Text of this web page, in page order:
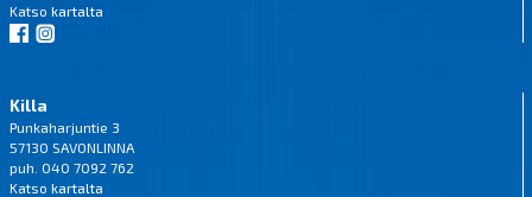
Katso kartalta
Killa
Punkaharjuntie 3
57130 SAVONLINNA
puh. 040 7092 762
Katso kartalta